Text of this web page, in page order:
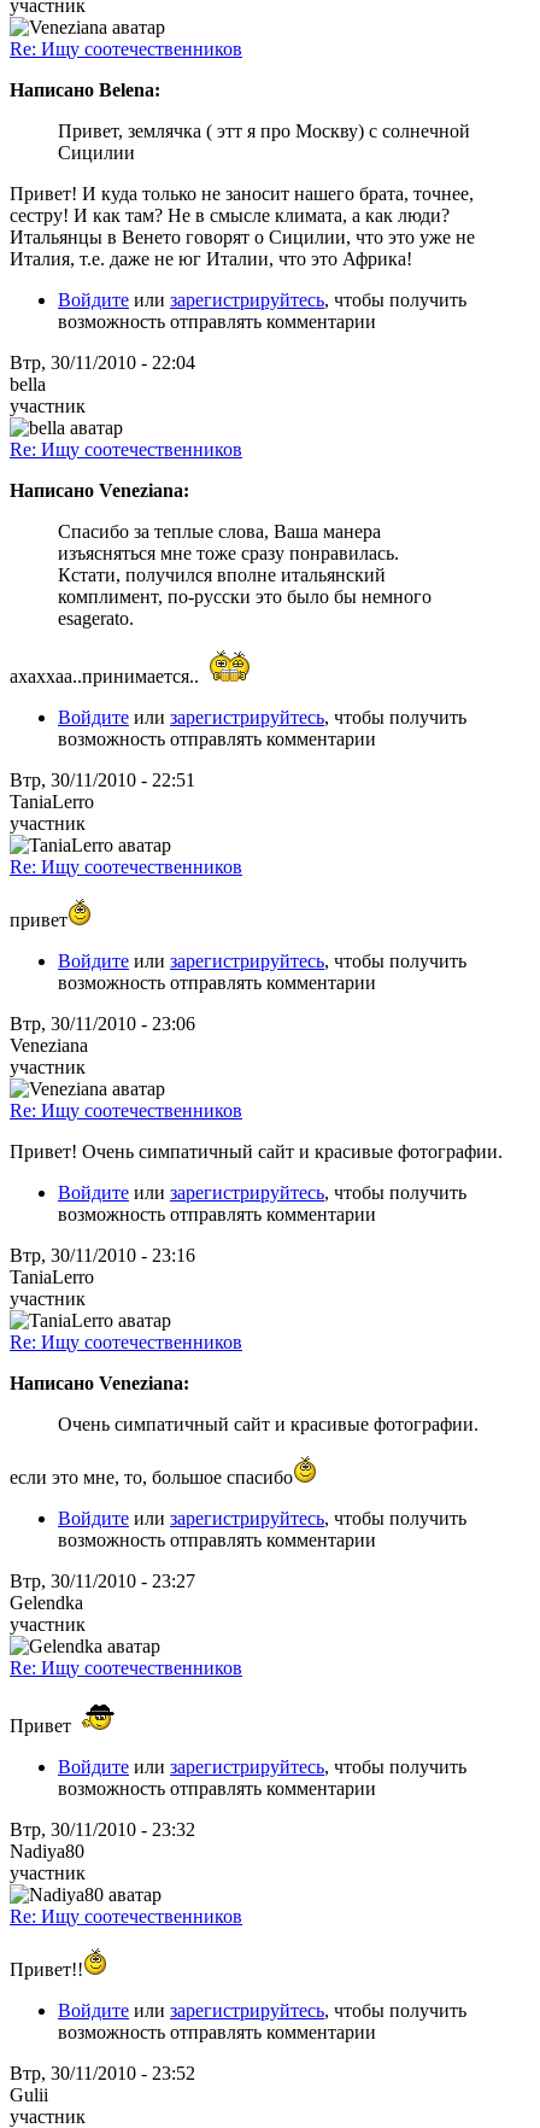
участник
Re: Ищу соотечественников
Написано Belena:
Привет, землячка ( этт я про Москву) с солнечной
Сицилии
Привет! И куда только не заносит нашего брата, точнее,
сестру! И как там? Не в смысле климата, а как люди?
Итальянцы в Венето говорят о Сицилии, что это уже не
Италия, т.е. даже не юг Италии, что это Африка!
Войдите или зарегистрируйтесь, чтобы получить
возможность отправлять комментарии
Втр, 30/11/2010 - 22:04
bella
участник
Re: Ищу соотечественников
Написано Veneziana:
Спасибо за теплые слова, Ваша манера
изъясняться мне тоже сразу понравилась.
Кстати, получился вполне итальянский
комплимент, по-русски это было бы немного
esagerato.
ахаххаа..принимается..
Войдите или зарегистрируйтесь, чтобы получить
возможность отправлять комментарии
Втр, 30/11/2010 - 22:51
TaniaLerro
участник
Re: Ищу соотечественников
привет
Войдите или зарегистрируйтесь, чтобы получить
возможность отправлять комментарии
Втр, 30/11/2010 - 23:06
Veneziana
участник
Re: Ищу соотечественников
Привет! Очень симпатичный сайт и красивые фотографии.
Войдите или зарегистрируйтесь, чтобы получить
возможность отправлять комментарии
Втр, 30/11/2010 - 23:16
TaniaLerro
участник
Re: Ищу соотечественников
Написано Veneziana:
Очень симпатичный сайт и красивые фотографии.
если это мне, то, большое спасибо
Войдите или зарегистрируйтесь, чтобы получить
возможность отправлять комментарии
Втр, 30/11/2010 - 23:27
Gelendka
участник
Re: Ищу соотечественников
Привет
Войдите или зарегистрируйтесь, чтобы получить
возможность отправлять комментарии
Втр, 30/11/2010 - 23:32
Nadiya80
участник
Re: Ищу соотечественников
Привет!!
Войдите или зарегистрируйтесь, чтобы получить
возможность отправлять комментарии
Втр, 30/11/2010 - 23:52
Gulii
участник